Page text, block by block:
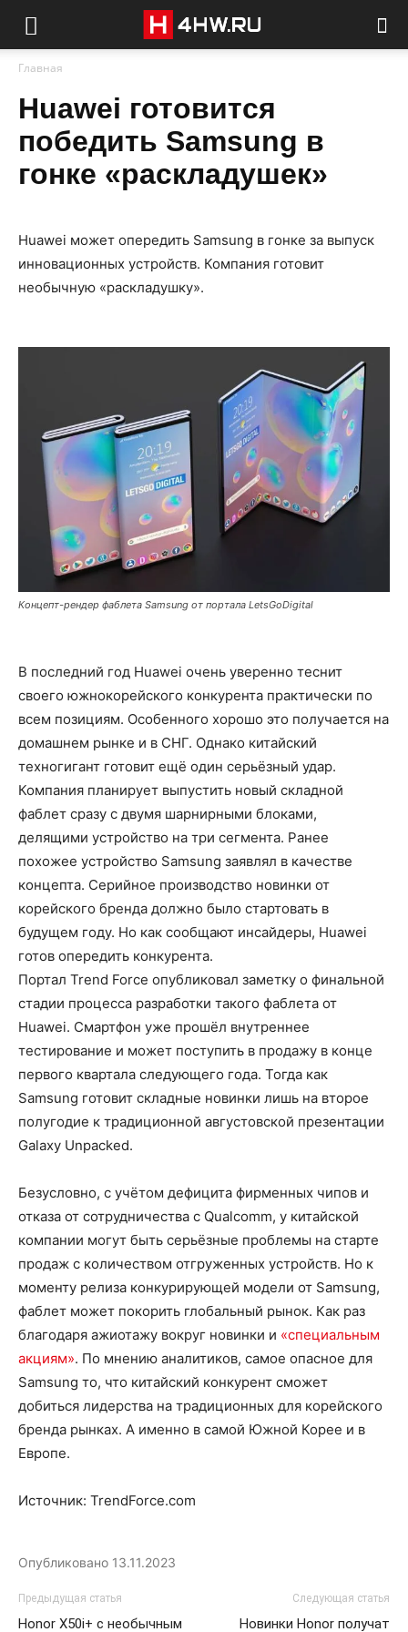
Главная
Huawei готовится
победить Samsung в
гонке «раскладушек»
Huawei может опередить Samsung в гонке за выпуск
инновационных устройств. Компания готовит
необычную «раскладушку».
Концепт-рендер фаблета Samsung от портала LetsGoDigital
В последний год Huawei очень уверенно теснит
своего южнокорейского конкурента практически по
всем позициям. Особенного хорошо это получается на
домашнем рынке и в СНГ. Однако китайский
техногигант готовит ещё один серьёзный удар.
Компания планирует выпустить новый складной
фаблет сразу с двумя шарнирными блоками,
делящими устройство на три сегмента. Ранее
похожее устройство Samsung заявлял в качестве
концепта. Серийное производство новинки от
корейского бренда должно было стартовать в
будущем году. Но как сообщают инсайдеры, Huawei
готов опередить конкурента.
Портал Trend Force опубликовал заметку о финальной
стадии процесса разработки такого фаблета от
Huawei. Смартфон уже прошёл внутреннее
тестирование и может поступить в продажу в конце
первого квартала следующего года. Тогда как
Samsung готовит складные новинки лишь на второе
полугодие к традиционной августовской презентации
Galaxy Unpacked.
Безусловно, с учётом дефицита фирменных чипов и
отказа от сотрудничества с Qualcomm, у китайской
компании могут быть серьёзные проблемы на старте
продаж с количеством отгруженных устройств. Но к
моменту релиза конкурирующей модели от Samsung,
фаблет может покорить глобальный рынок. Как раз
благодаря ажиотажу вокруг новинки и «специальным
акциям». По мнению аналитиков, самое опасное для
Samsung то, что китайский конкурент сможет
добиться лидерства на традиционных для корейского
бренда рынках. А именно в самой Южной Корее и в
Европе.
Источник: TrendForce.com
Опубликовано 13.11.2023
Предыдущая статья
Honor X50i+ с необычным
Следующая статья
Новинки Honor получат